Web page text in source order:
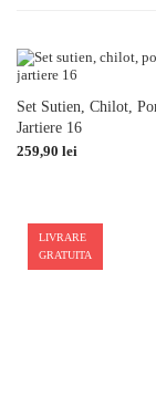
Set Sutien, Chilot,
Jartiere 16
Pret
259,90 lei
LIVRARE
GRATUITA